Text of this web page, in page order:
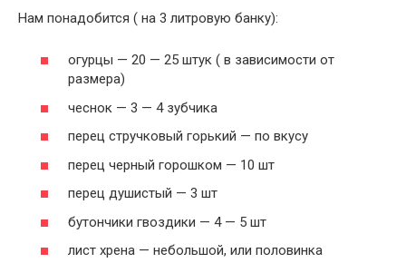
Нам понадобится ( на 3 литровую банку):
огурцы — 20 — 25 штук ( в зависимости от
размера)
чеснок — 3 — 4 зубчика
перец стручковый горький — по вкусу
перец черный горошком — 10 шт
перец душистый — 3 шт
бутончики гвоздики — 4 — 5 шт
лист хрена — небольшой, или половинка